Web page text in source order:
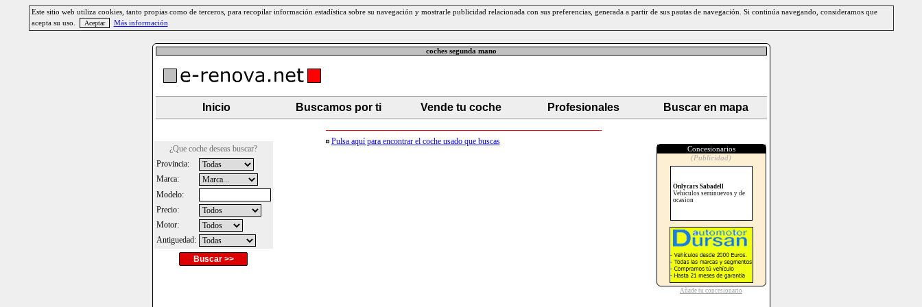
Este sitio web utiliza cookies, tanto propias como de terceros, para recopilar información estadística sobre su navegación y mostrarle publicidad relacionada con sus preferencias, generada a partir de sus pautas de navegación. Si continúa navegando, consideramos que
acepta su uso.
Más información
coches segunda mano
Inicio Buscamos por ti Vende tu coche Profesionales Buscar en mapa
¿Que coche deseas buscar?
Provincia:
Marca:
Modelo:
Precio:
Motor:
Antiguedad:
Buscar >>
Pulsa aquí para encontrar el coche usado que buscas
Concesionarios
(Publicidad)
Onlycars Sabadell
Vehiculos seminuevos y de
ocasion
Añade tu concesionario